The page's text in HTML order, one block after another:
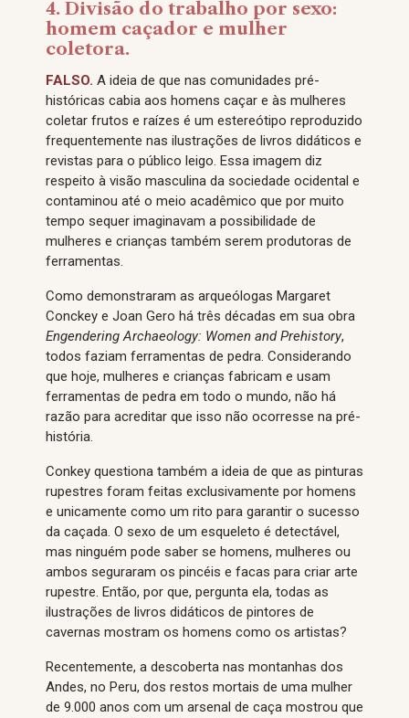
4. Divisão do trabalho por sexo:
homem caçador e mulher
coletora.
FALSO. A ideia de que nas comunidades pré-
históricas cabia aos homens caçar e às mulheres
coletar frutos e raízes é um estereótipo reproduzido
frequentemente nas ilustrações de livros didáticos e
revistas para o público leigo. Essa imagem diz
respeito à visão masculina da sociedade ocidental e
contaminou até o meio acadêmico que por muito
tempo sequer imaginavam a possibilidade de
mulheres e crianças também serem produtoras de
ferramentas.
Como demonstraram as arqueólogas Margaret
Conckey e Joan Gero há três décadas em sua obra
Engendering Archaeology: Women and Prehistory,
todos faziam ferramentas de pedra. Considerando
que hoje, mulheres e crianças fabricam e usam
ferramentas de pedra em todo o mundo, não há
razão para acreditar que isso não ocorresse na pré-
história.
Conkey questiona também a ideia de que as pinturas
rupestres foram feitas exclusivamente por homens
e unicamente como um rito para garantir o sucesso
da caçada. O sexo de um esqueleto é detectável,
mas ninguém pode saber se homens, mulheres ou
ambos seguraram os pincéis e facas para criar arte
rupestre. Então, por que, pergunta ela, todas as
ilustrações de livros didáticos de pintores de
cavernas mostram os homens como os artistas?
Recentemente, a descoberta nas montanhas dos
Andes, no Peru, dos restos mortais de uma mulher
de 9.000 anos com um arsenal de caça mostrou que